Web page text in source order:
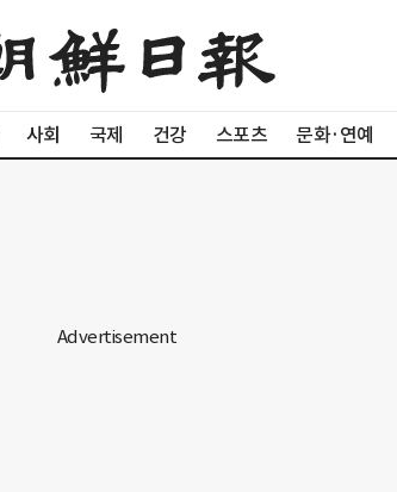
사회 국제 건강 스포츠 문화·연예